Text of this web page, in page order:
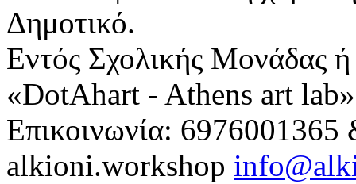
Δημοτικό.
Εντός Σχολικής Μονάδας
«DotAhart - Athens art
Επικοινωνία:
alkioni.workshop